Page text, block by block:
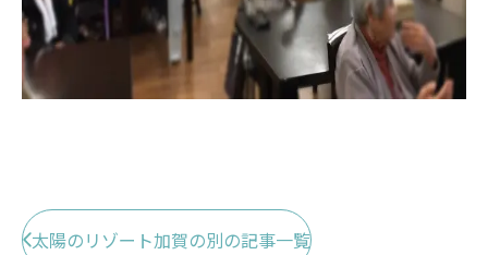
太陽のリゾート加賀の別の記事一覧